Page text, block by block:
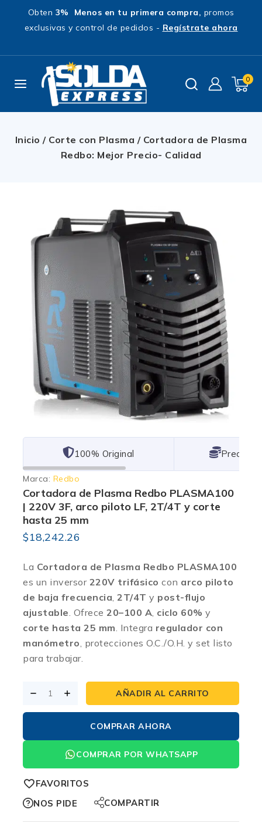
Obten 3% Menos en tu primera compra, promos
exclusivas y control de pedidos - Regístrate ahora
0
Inicio / Corte con Plasma / Cortadora de Plasma
Redbo: Mejor Precio- Calidad
101% Original Lowest
Marca: Redbo
Cortadora de Plasma Redbo PLASMA100
| 220V 3F, arco piloto LF, 2T/4T y corte
hasta 25 mm
$18,242.26
La Cortadora de Plasma Redbo PLASMA100
es un inversor 220V trifásico con arco piloto
de baja frecuencia, 2T/4T y post-flujo
ajustable. Ofrece 20–100 A, ciclo 60% y
corte hasta 25 mm. Integra regulador con
manómetro, protecciones O.C./O.H. y set listo
para trabajar.
AÑADIR AL CARRITO
COMPRAR AHORA
COMPRAR POR WHATSAPP
FAVORITOS
NOS PIDE
COMPARTIR